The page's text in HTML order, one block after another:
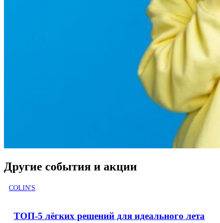
Другие события и акции
COLIN'S
ТОП-5 лёгких решений для идеального лета